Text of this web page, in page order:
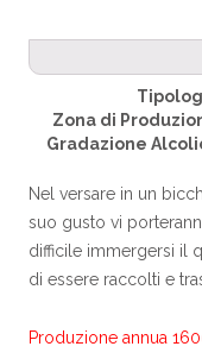
Zona di
Gradazione
Nel versare in un
suo gusto vi
difficile immergersi il
di essere raccolti e
Produzione annua